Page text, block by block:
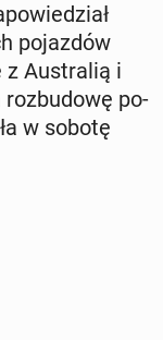
po­jaz­dów
z Au­stra­lią i
roz­bu­do­wę po­
w sobotę